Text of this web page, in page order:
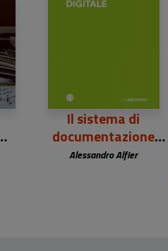
Il sistema di
documentazione
digitale
Alessandro Alfier